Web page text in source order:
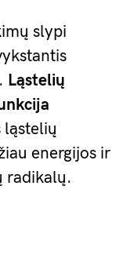
slypi
Ląstelių
ląstelių
energijos ir
radikalų.